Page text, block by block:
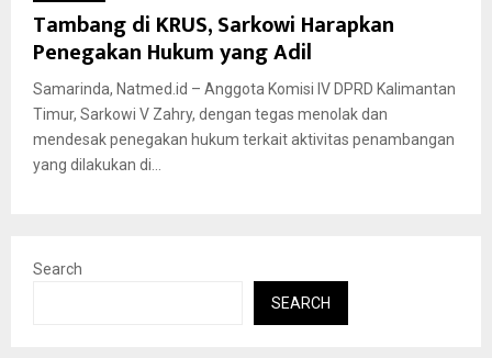
Tambang di KRUS, Sarkowi Harapkan
Penegakan Hukum yang Adil
Samarinda, Natmed.id – Anggota Komisi IV DPRD Kalimantan
Timur, Sarkowi V Zahry, dengan tegas menolak dan
mendesak penegakan hukum terkait aktivitas penambangan
yang dilakukan di...
Search
SEARCH